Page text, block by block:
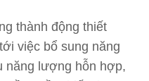
thành động thiết
việc bổ sung năng
năng lượng hỗn hợp,